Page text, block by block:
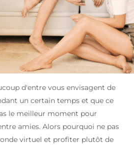
d'entre vous envisagent de
un certain temps et que ce
le meilleur moment pour
amies. Alors pourquoi ne pas
virtuel et profiter plutôt de